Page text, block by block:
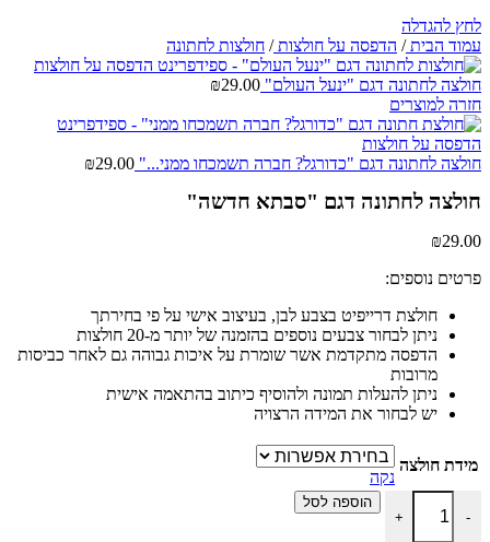
לחץ להגדלה
עמוד הבית/ הדפסה על חולצות/ חולצות לחתונה
חולצה לחתונה דגם "ינעל העולם" ₪29.00
חזרה למוצרים
חולצה לחתונה דגם "כדורגל? חברה תשמכחו ממני..." ₪29.00
חולצה לחתונה דגם "סבתא חדשה"
₪29.00
פרטים נוספים:
חולצת דרייפיט בצבע לבן, בעיצוב אישי על פי בחירתך
ניתן לבחור צבעים נוספים בהזמנה של יותר מ-20 חולצות
הדפסה מתקדמת אשר שומרת על איכות גבוהה גם לאחר כביסות
מרובות
ניתן להעלות תמונה ולהוסיף כיתוב בהתאמה אישית
יש לבחור את המידה הרצויה
מידת חולצה
נקה
-
כמות של חולצה לחתונה דגם "סבתא חדשה"
+
הוספה לסל